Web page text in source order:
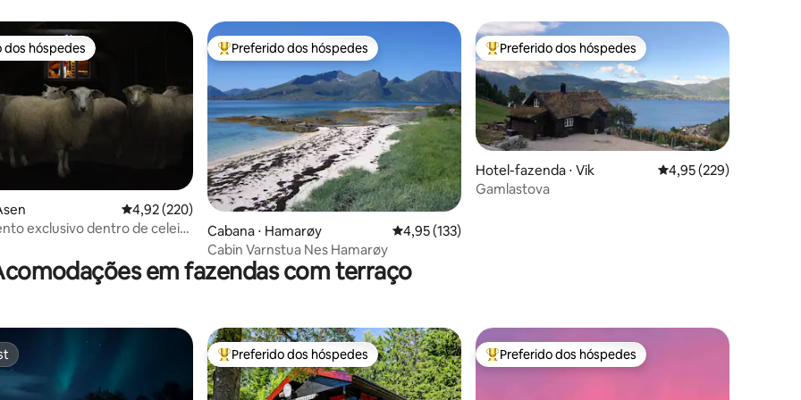
de 5, 159 avaliações
dos hóspedes
dos hóspedes
4,92 de uma avaliação média de 5, 220 avaliações
4,92 (220)
exclusivo dentro de celeiro
Entre os melhores preferidos dos hóspedes
Preferido dos hóspedes
Cabana ⋅ Hamarøy 4,95 de uma avaliação média de 5, 133 avaliações
4,95 (133)
Cabin Varnstua Nes Hamarøy
Entre os melhores preferidos dos hóspedes
Preferido dos hóspedes
Hotel-fazenda ⋅ Vik 4,95 de uma avaliação
4,95 (229)
Gamlastova
em fazendas com terraço
Entre os melhores preferidos dos hóspedes
Preferido dos hóspedes Entre os melhores preferidos dos hóspedes
Preferido dos hóspedes